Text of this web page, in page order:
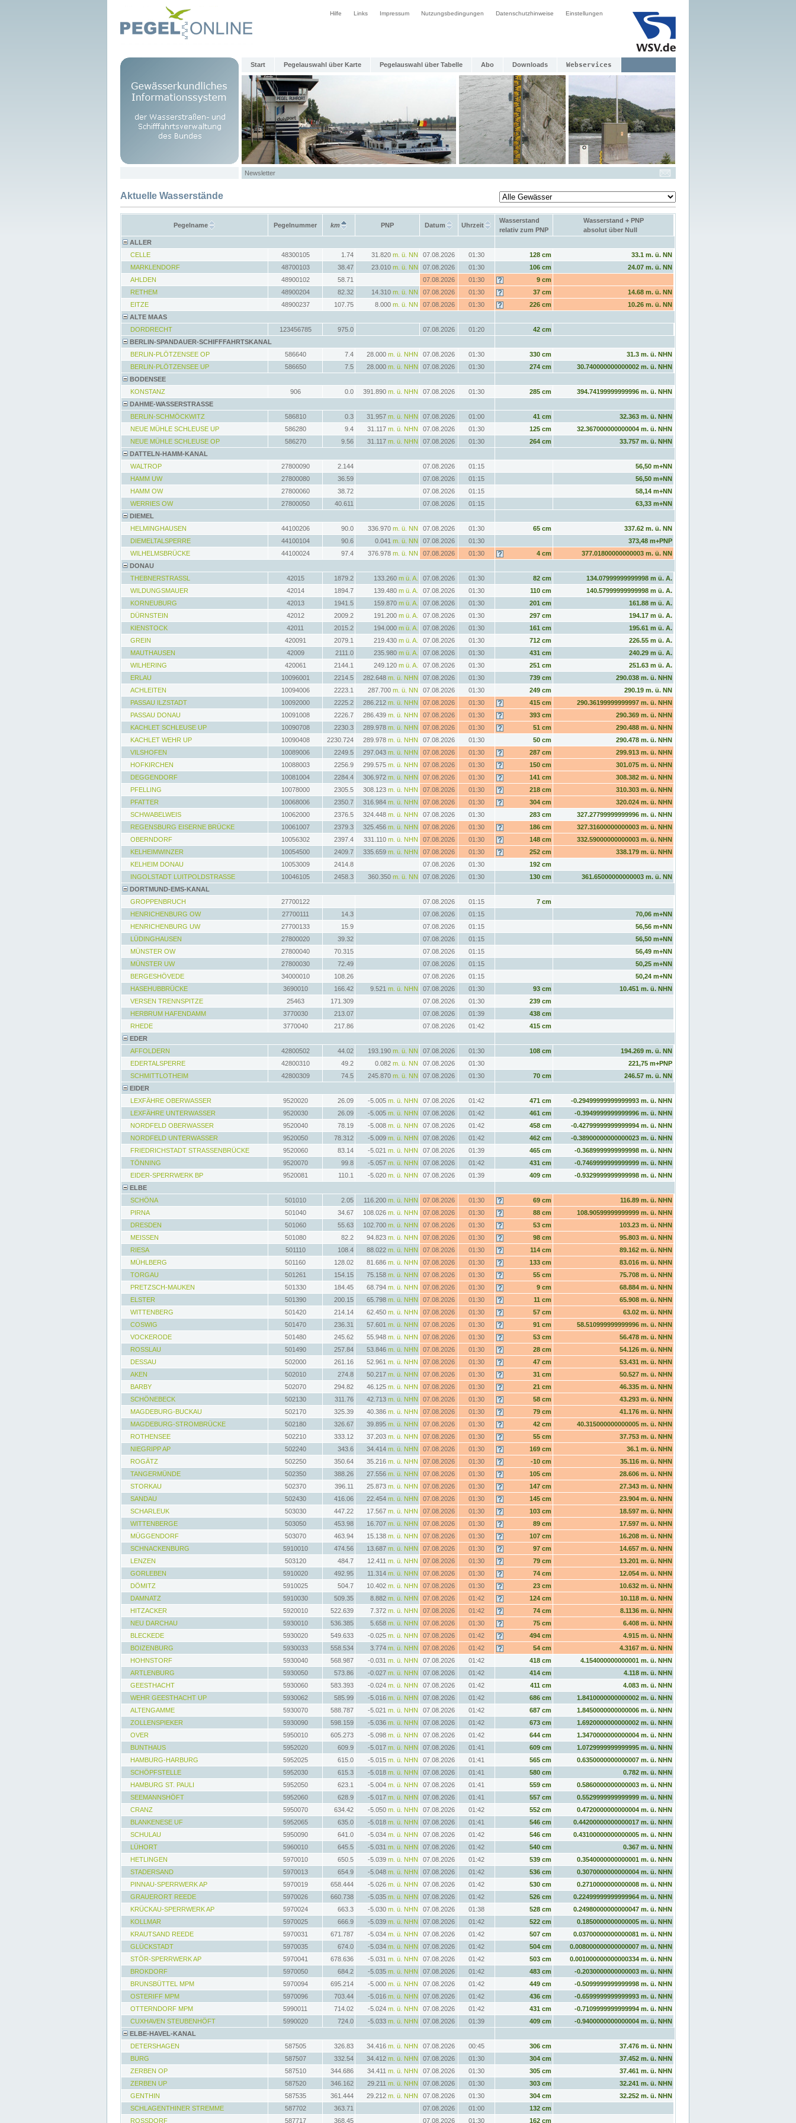
Hilfe Links Impressum Nutzungsbedingungen Datenschutzhinweise Einstellungen
Start Pegelauswahl über Karte Pegelauswahl über Tabelle Abo Downloads Webservices
Newsletter
Aktuelle Wasserstände
Pegelname Pegelnummer km PNP Datum Uhrzeit
Wasserstand
relativ zum PNP
Wasserstand + PNP
absolut über Null
ALLER
CELLE
48300105 1.74 31.820 m. ü. NN 07.08.2026 01:30 128 cm
33.1 m. ü. NN
MARKLENDORF
48700103 38.47 23.010 m. ü. NN 07.08.2026 01:30 106 cm
24.07 m. ü. NN
AHLDEN
48900102 58.71 07.08.2026 01:30
9 cm
RETHEM
48900204 82.32 14.310 m. ü. NN 07.08.2026 01:30 37 cm
14.68 m. ü. NN
EITZE
48900237 107.75 8.000 m. ü. NN 07.08.2026 01:30 226 cm
10.26 m. ü. NN
ALTE MAAS
DORDRECHT
123456785 975.0 07.08.2026 01:20
42 cm
BERLIN-SPANDAUER-SCHIFFFAHRTSKANAL
BERLIN-PLÖTZENSEE OP
586640 7.4 28.000 m. ü. NHN 07.08.2026 01:30 330 cm
31.3 m. ü. NHN
BERLIN-PLÖTZENSEE UP
586650 7.5 28.000 m. ü. NHN 07.08.2026 01:30 274 cm
30.740000000000002 m. ü. NHN
BODENSEE
KONSTANZ
906 0.0 391.890 m. ü. NHN 07.08.2026 01:30 285 cm
394.74199999999996 m. ü. NHN
DAHME-WASSERSTRASSE
BERLIN-SCHMÖCKWITZ
586810 0.3 31.957 m. ü. NHN 07.08.2026 01:00 41 cm
32.363 m. ü. NHN
NEUE MÜHLE SCHLEUSE UP
586280 9.4 31.117 m. ü. NHN 07.08.2026 01:30 125 cm
32.367000000000004 m. ü. NHN
NEUE MÜHLE SCHLEUSE OP
586270 9.56 31.117 m. ü. NHN 07.08.2026 01:30 264 cm
33.757 m. ü. NHN
DATTELN-HAMM-KANAL
WALTROP
27800090 2.144 07.08.2026 01:15
56,50 m+NN
HAMM UW
27800080 36.59 07.08.2026 01:15
56,50 m+NN
HAMM OW
27800060 38.72 07.08.2026 01:15
58,14 m+NN
WERRIES OW
27800050 40.611 07.08.2026 01:15
63,33 m+NN
DIEMEL
HELMINGHAUSEN
44100206 90.0 336.970 m. ü. NN 07.08.2026 01:30 65 cm
337.62 m. ü. NN
DIEMELTALSPERRE
44100104 90.6 0.041 m. ü. NN 07.08.2026 01:30
373,48 m+PNP
WILHELMSBRÜCKE
44100024 97.4 376.978 m. ü. NN 07.08.2026 01:30 4 cm
377.01800000000003 m. ü. NN
DONAU
THEBNERSTRASSL
42015 1879.2 133.260 m ü. A. 07.08.2026 01:30 82 cm
134.07999999999998 m ü. A.
WILDUNGSMAUER
42014 1894.7 139.480 m ü. A. 07.08.2026 01:30 110 cm
140.57999999999998 m ü. A.
KORNEUBURG
42013 1941.5 159.870 m ü. A. 07.08.2026 01:30 201 cm
161.88 m ü. A.
DÜRNSTEIN
42012 2009.2 191.200 m ü. A. 07.08.2026 01:30 297 cm
194.17 m ü. A.
KIENSTOCK
42011 2015.2 194.000 m ü. A. 07.08.2026 01:30 161 cm
195.61 m ü. A.
GREIN
420091 2079.1 219.430 m ü. A. 07.08.2026 01:30 712 cm
226.55 m ü. A.
MAUTHAUSEN
42009 2111.0 235.980 m ü. A. 07.08.2026 01:30 431 cm
240.29 m ü. A.
WILHERING
420061 2144.1 249.120 m ü. A. 07.08.2026 01:30 251 cm
251.63 m ü. A.
ERLAU
10096001 2214.5 282.648 m. ü. NHN 07.08.2026 01:30 739 cm
290.038 m. ü. NHN
ACHLEITEN
10094006 2223.1 287.700 m. ü. NN 07.08.2026 01:30 249 cm
290.19 m. ü. NN
PASSAU ILZSTADT
10092000 2225.2 286.212 m. ü. NHN 07.08.2026 01:30 415 cm
290.36199999999997 m. ü. NHN
PASSAU DONAU
10091008 2226.7 286.439 m. ü. NHN 07.08.2026 01:30 393 cm
290.369 m. ü. NHN
KACHLET SCHLEUSE UP
10090708 2230.3 289.978 m. ü. NHN 07.08.2026 01:30 51 cm
290.488 m. ü. NHN
KACHLET WEHR UP
10090408 2230.724 289.978 m. ü. NHN 07.08.2026 01:30 50 cm
290.478 m. ü. NHN
VILSHOFEN
10089006 2249.5 297.043 m. ü. NHN 07.08.2026 01:30 287 cm
299.913 m. ü. NHN
HOFKIRCHEN
10088003 2256.9 299.575 m. ü. NHN 07.08.2026 01:30 150 cm
301.075 m. ü. NHN
DEGGENDORF
10081004 2284.4 306.972 m. ü. NHN 07.08.2026 01:30 141 cm
308.382 m. ü. NHN
PFELLING
10078000 2305.5 308.123 m. ü. NHN 07.08.2026 01:30 218 cm
310.303 m. ü. NHN
PFATTER
10068006 2350.7 316.984 m. ü. NHN 07.08.2026 01:30 304 cm
320.024 m. ü. NHN
SCHWABELWEIS
10062000 2376.5 324.448 m. ü. NHN 07.08.2026 01:30 283 cm
327.27799999999996 m. ü. NHN
REGENSBURG EISERNE BRÜCKE
10061007 2379.3 325.456 m. ü. NHN 07.08.2026 01:30 186 cm
327.31600000000003 m. ü. NHN
OBERNDORF
10056302 2397.4 331.110 m. ü. NHN 07.08.2026 01:30 148 cm
332.59000000000003 m. ü. NHN
KELHEIMWINZER
10054500 2409.7 335.659 m. ü. NHN 07.08.2026 01:30 252 cm
338.179 m. ü. NHN
KELHEIM DONAU
10053009 2414.8 07.08.2026 01:30
192 cm
INGOLSTADT LUITPOLDSTRASSE
10046105 2458.3 360.350 m. ü. NN 07.08.2026 01:30 130 cm
361.65000000000003 m. ü. NN
DORTMUND-EMS-KANAL
GROPPENBRUCH
27700122 07.08.2026 01:15
7 cm
HENRICHENBURG OW
27700111 14.3 07.08.2026 01:15
70,06 m+NN
HENRICHENBURG UW
27700133 15.9 07.08.2026 01:15
56,56 m+NN
LÜDINGHAUSEN
27800020 39.32 07.08.2026 01:15
56,50 m+NN
MÜNSTER OW
27800040 70.315 07.08.2026 01:15
56,49 m+NN
MÜNSTER UW
27800030 72.49 07.08.2026 01:15
50,25 m+NN
BERGESHÖVEDE
34000010 108.26 07.08.2026 01:15
50,24 m+NN
HASEHUBBRÜCKE
3690010 166.42 9.521 m. ü. NHN 07.08.2026 01:30 93 cm
10.451 m. ü. NHN
VERSEN TRENNSPITZE
25463 171.309 07.08.2026 01:30
239 cm
HERBRUM HAFENDAMM
3770030 213.07 07.08.2026 01:39
438 cm
RHEDE
3770040 217.86 07.08.2026 01:42
415 cm
EDER
AFFOLDERN
42800502 44.02 193.190 m. ü. NN 07.08.2026 01:30 108 cm
194.269 m. ü. NN
EDERTALSPERRE
42800310 49.2 0.082 m. ü. NN 07.08.2026 01:30
221,75 m+PNP
SCHMITTLOTHEIM
42800309 74.5 245.870 m. ü. NN 07.08.2026 01:30 70 cm
246.57 m. ü. NN
EIDER
LEXFÄHRE OBERWASSER
9520020 26.09 -5.005 m. ü. NHN 07.08.2026 01:42 471 cm
-0.29499999999999993 m. ü. NHN
LEXFÄHRE UNTERWASSER
9520030 26.09 -5.005 m. ü. NHN 07.08.2026 01:42 461 cm
-0.3949999999999996 m. ü. NHN
NORDFELD OBERWASSER
9520040 78.19 -5.008 m. ü. NHN 07.08.2026 01:42 458 cm
-0.42799999999999994 m. ü. NHN
NORDFELD UNTERWASSER
9520050 78.312 -5.009 m. ü. NHN 07.08.2026 01:42 462 cm
-0.38900000000000023 m. ü. NHN
FRIEDRICHSTADT STRASSENBRÜCKE
9520060 83.14 -5.021 m. ü. NHN 07.08.2026 01:39 465 cm
-0.3689999999999998 m. ü. NHN
TÖNNING
9520070 99.8 -5.057 m. ü. NHN 07.08.2026 01:42 431 cm
-0.7469999999999999 m. ü. NHN
EIDER-SPERRWERK BP
9520081 110.1 -5.020 m. ü. NHN 07.08.2026 01:39 409 cm
-0.9329999999999998 m. ü. NHN
ELBE
SCHÖNA
501010 2.05 116.200 m. ü. NHN 07.08.2026 01:30 69 cm
116.89 m. ü. NHN
PIRNA
501040 34.67 108.026 m. ü. NHN 07.08.2026 01:30 88 cm
108.90599999999999 m. ü. NHN
DRESDEN
501060 55.63 102.700 m. ü. NHN 07.08.2026 01:30 53 cm
103.23 m. ü. NHN
MEISSEN
501080 82.2 94.823 m. ü. NHN 07.08.2026 01:30 98 cm
95.803 m. ü. NHN
RIESA
501110 108.4 88.022 m. ü. NHN 07.08.2026 01:30 114 cm
89.162 m. ü. NHN
MÜHLBERG
501160 128.02 81.686 m. ü. NHN 07.08.2026 01:30 133 cm
83.016 m. ü. NHN
TORGAU
501261 154.15 75.158 m. ü. NHN 07.08.2026 01:30 55 cm
75.708 m. ü. NHN
PRETZSCH-MAUKEN
501330 184.45 68.794 m. ü. NHN 07.08.2026 01:30 9 cm
68.884 m. ü. NHN
ELSTER
501390 200.15 65.798 m. ü. NHN 07.08.2026 01:30 11 cm
65.908 m. ü. NHN
WITTENBERG
501420 214.14 62.450 m. ü. NHN 07.08.2026 01:30 57 cm
63.02 m. ü. NHN
COSWIG
501470 236.31 57.601 m. ü. NHN 07.08.2026 01:30 91 cm
58.510999999999996 m. ü. NHN
VOCKERODE
501480 245.62 55.948 m. ü. NHN 07.08.2026 01:30 53 cm
56.478 m. ü. NHN
ROSSLAU
501490 257.84 53.846 m. ü. NHN 07.08.2026 01:30 28 cm
54.126 m. ü. NHN
DESSAU
502000 261.16 52.961 m. ü. NHN 07.08.2026 01:30 47 cm
53.431 m. ü. NHN
AKEN
502010 274.8 50.217 m. ü. NHN 07.08.2026 01:30 31 cm
50.527 m. ü. NHN
BARBY
502070 294.82 46.125 m. ü. NHN 07.08.2026 01:30 21 cm
46.335 m. ü. NHN
SCHÖNEBECK
502130 311.76 42.713 m. ü. NHN 07.08.2026 01:30 58 cm
43.293 m. ü. NHN
MAGDEBURG-BUCKAU
502170 325.39 40.386 m. ü. NHN 07.08.2026 01:30 79 cm
41.176 m. ü. NHN
MAGDEBURG-STROMBRÜCKE
502180 326.67 39.895 m. ü. NHN 07.08.2026 01:30 42 cm
40.315000000000005 m. ü. NHN
ROTHENSEE
502210 333.12 37.203 m. ü. NHN 07.08.2026 01:30 55 cm
37.753 m. ü. NHN
NIEGRIPP AP
502240 343.6 34.414 m. ü. NHN 07.08.2026 01:30 169 cm
36.1 m. ü. NHN
ROGÄTZ
502250 350.64 35.216 m. ü. NHN 07.08.2026 01:30 -10 cm
35.116 m. ü. NHN
TANGERMÜNDE
502350 388.26 27.556 m. ü. NHN 07.08.2026 01:30 105 cm
28.606 m. ü. NHN
STORKAU
502370 396.11 25.873 m. ü. NHN 07.08.2026 01:30 147 cm
27.343 m. ü. NHN
SANDAU
502430 416.06 22.454 m. ü. NHN 07.08.2026 01:30 145 cm
23.904 m. ü. NHN
SCHARLEUK
503030 447.22 17.567 m. ü. NHN 07.08.2026 01:30 103 cm
18.597 m. ü. NHN
WITTENBERGE
503050 453.98 16.707 m. ü. NHN 07.08.2026 01:30 89 cm
17.597 m. ü. NHN
MÜGGENDORF
503070 463.94 15.138 m. ü. NHN 07.08.2026 01:30 107 cm
16.208 m. ü. NHN
SCHNACKENBURG
5910010 474.56 13.687 m. ü. NHN 07.08.2026 01:30 97 cm
14.657 m. ü. NHN
LENZEN
503120 484.7 12.411 m. ü. NHN 07.08.2026 01:30 79 cm
13.201 m. ü. NHN
GORLEBEN
5910020 492.95 11.314 m. ü. NHN 07.08.2026 01:30 74 cm
12.054 m. ü. NHN
DÖMITZ
5910025 504.7 10.402 m. ü. NHN 07.08.2026 01:30 23 cm
10.632 m. ü. NHN
DAMNATZ
5910030 509.35 8.882 m. ü. NHN 07.08.2026 01:42 124 cm
10.118 m. ü. NHN
HITZACKER
5920010 522.639 7.372 m. ü. NHN 07.08.2026 01:42 74 cm
8.1136 m. ü. NHN
NEU DARCHAU
5930010 536.385 5.658 m. ü. NHN 07.08.2026 01:30 75 cm
6.408 m. ü. NHN
BLECKEDE
5930020 549.633 -0.025 m. ü. NHN 07.08.2026 01:42 494 cm
4.915 m. ü. NHN
BOIZENBURG
5930033 558.534 3.774 m. ü. NHN 07.08.2026 01:42 54 cm
4.3167 m. ü. NHN
HOHNSTORF
5930040 568.987 -0.031 m. ü. NHN 07.08.2026 01:42 418 cm
4.154000000000001 m. ü. NHN
ARTLENBURG
5930050 573.86 -0.027 m. ü. NHN 07.08.2026 01:42 414 cm
4.118 m. ü. NHN
GEESTHACHT
5930060 583.393 -0.024 m. ü. NHN 07.08.2026 01:42 411 cm
4.083 m. ü. NHN
WEHR GEESTHACHT UP
5930062 585.99 -5.016 m. ü. NHN 07.08.2026 01:42 686 cm
1.8410000000000002 m. ü. NHN
ALTENGAMME
5930070 588.787 -5.021 m. ü. NHN 07.08.2026 01:42 687 cm
1.8450000000000006 m. ü. NHN
ZOLLENSPIEKER
5930090 598.159 -5.036 m. ü. NHN 07.08.2026 01:42 673 cm
1.6920000000000002 m. ü. NHN
OVER
5950010 605.273 -5.098 m. ü. NHN 07.08.2026 01:42 644 cm
1.3470000000000004 m. ü. NHN
BUNTHAUS
5952020 609.9 -5.017 m. ü. NHN 07.08.2026 01:41 609 cm
1.0729999999999995 m. ü. NHN
HAMBURG-HARBURG
5952025 615.0 -5.015 m. ü. NHN 07.08.2026 01:41 565 cm
0.6350000000000007 m. ü. NHN
SCHÖPFSTELLE
5952030 615.3 -5.018 m. ü. NHN 07.08.2026 01:41 580 cm
0.782 m. ü. NHN
HAMBURG ST. PAULI
5952050 623.1 -5.004 m. ü. NHN 07.08.2026 01:41 559 cm
0.5860000000000003 m. ü. NHN
SEEMANNSHÖFT
5952060 628.9 -5.017 m. ü. NHN 07.08.2026 01:41 557 cm
0.5529999999999999 m. ü. NHN
CRANZ
5950070 634.42 -5.050 m. ü. NHN 07.08.2026 01:42 552 cm
0.4720000000000004 m. ü. NHN
BLANKENESE UF
5952065 635.0 -5.018 m. ü. NHN 07.08.2026 01:41 546 cm
0.44200000000000017 m. ü. NHN
SCHULAU
5950090 641.0 -5.034 m. ü. NHN 07.08.2026 01:42 546 cm
0.43100000000000005 m. ü. NHN
LÜHORT
5960010 645.5 -5.031 m. ü. NHN 07.08.2026 01:42 540 cm
0.367 m. ü. NHN
HETLINGEN
5970010 650.5 -5.039 m. ü. NHN 07.08.2026 01:42 539 cm
0.3540000000000001 m. ü. NHN
STADERSAND
5970013 654.9 -5.048 m. ü. NHN 07.08.2026 01:42 536 cm
0.3070000000000004 m. ü. NHN
PINNAU-SPERRWERK AP
5970019 658.444 -5.026 m. ü. NHN 07.08.2026 01:42 530 cm
0.2710000000000008 m. ü. NHN
GRAUERORT REEDE
5970026 660.738 -5.035 m. ü. NHN 07.08.2026 01:42 526 cm
0.22499999999999964 m. ü. NHN
KRÜCKAU-SPERRWERK AP
5970024 663.3 -5.030 m. ü. NHN 07.08.2026 01:38 528 cm
0.24980000000000047 m. ü. NHN
KOLLMAR
5970025 666.9 -5.039 m. ü. NHN 07.08.2026 01:42 522 cm
0.1850000000000005 m. ü. NHN
KRAUTSAND REEDE
5970031 671.787 -5.034 m. ü. NHN 07.08.2026 01:42 507 cm
0.03700000000000081 m. ü. NHN
GLÜCKSTADT
5970035 674.0 -5.034 m. ü. NHN 07.08.2026 01:42 504 cm
0.008000000000000007 m. ü. NHN
STÖR-SPERRWERK AP
5970041 678.636 -5.031 m. ü. NHN 07.08.2026 01:42 503 cm
0.001000000000000334 m. ü. NHN
BROKDORF
5970050 684.2 -5.035 m. ü. NHN 07.08.2026 01:42 483 cm
-0.2030000000000003 m. ü. NHN
BRUNSBÜTTEL MPM
5970094 695.214 -5.000 m. ü. NHN 07.08.2026 01:42 449 cm
-0.5099999999999998 m. ü. NHN
OSTERIFF MPM
5970096 703.44 -5.016 m. ü. NHN 07.08.2026 01:42 436 cm
-0.6599999999999993 m. ü. NHN
OTTERNDORF MPM
5990011 714.02 -5.024 m. ü. NHN 07.08.2026 01:42 431 cm
-0.7109999999999994 m. ü. NHN
CUXHAVEN STEUBENHÖFT
5990020 724.0 -5.033 m. ü. NHN 07.08.2026 01:39 409 cm
-0.9400000000000004 m. ü. NHN
ELBE-HAVEL-KANAL
DETERSHAGEN
587505 326.83 34.416 m. ü. NHN 07.08.2026 00:45 306 cm
37.476 m. ü. NHN
BURG
587507 332.54 34.412 m. ü. NHN 07.08.2026 01:30 304 cm
37.452 m. ü. NHN
ZERBEN OP
587510 344.686 34.411 m. ü. NHN 07.08.2026 01:30 305 cm
37.461 m. ü. NHN
ZERBEN UP
587520 346.162 29.211 m. ü. NHN 07.08.2026 01:30 303 cm
32.241 m. ü. NHN
GENTHIN
587535 361.444 29.212 m. ü. NHN 07.08.2026 01:30 304 cm
32.252 m. ü. NHN
SCHLAGENTHINER STREMME
587702 363.71 07.08.2026 01:00
132 cm
ROSSDORF
587717 368.45 07.08.2026 01:30 162 cm